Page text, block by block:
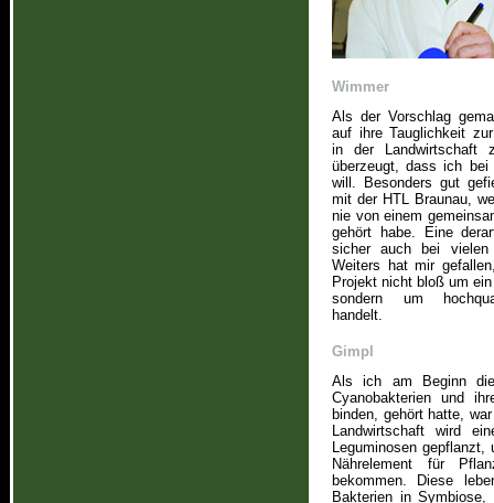
Wimmer
Als der Vorschlag
auf ihre Tauglichkeit
in der Landwirtschaft
überzeugt, dass ich bei
will. Besonders gut
mit der HTL Braunau,
nie von einem
gehört habe. Eine
sicher auch bei vielen
Weiters hat mir
Projekt nicht bloß um
sondern um
handelt.
Gimpl
Als ich am Beginn
Cyanobakterien und
binden, gehört hatte,
Landwirtschaft wird
Leguminosen
Nährelement für
bekommen. Diese
Bakterien in